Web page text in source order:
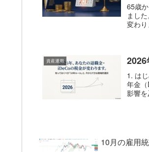
65歳
まし
変わり
資産運用
1. は
年金
影響
10月の雇用